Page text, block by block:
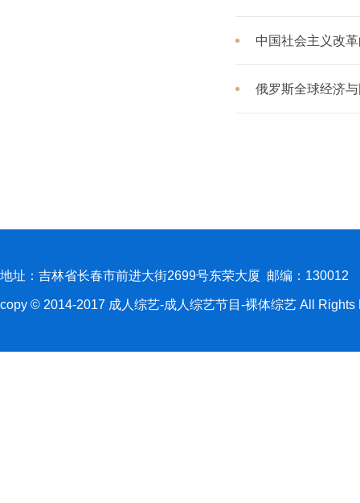
中国社会主义改
俄罗斯全球经济
地址：吉林省长春市前进大街2699号东荣大厦 邮编：130012
copy © 2014-2017 成人综艺-成人综艺节目-裸体综艺 All Rights